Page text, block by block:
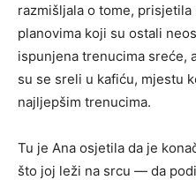
razmišljala o tome,
planovima koji su ostali
ispunjena trenucima sreće,
su se sreli u kafiću, mjestu
najljepšim trenucima.
Tu je Ana osjetila da je
što joj leži na srcu — da